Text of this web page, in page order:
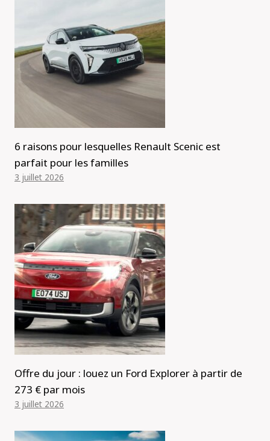
6 raisons pour lesquelles Renault Scenic est
parfait pour les familles
3 juillet 2026
Offre du jour : louez un Ford Explorer à partir de
273 € par mois
3 juillet 2026